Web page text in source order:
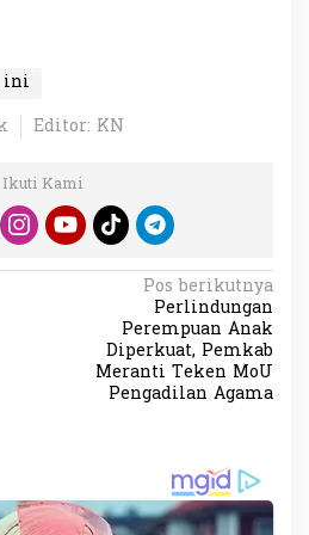
ini
Editor: KN
Ikuti Kami
Pos berikutnya
Perlindungan
Perempuan Anak
Diperkuat, Pemkab
Meranti Teken MoU
Pengadilan Agama